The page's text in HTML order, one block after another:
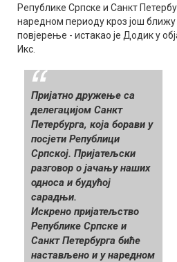
Републике Српске и Санкт
наредном периоду кроз још
повјерење - истакао је Додик у
Икс.
Пријатно дружење са
делегацијом Санкт
Петербурга, која борави у
посјети Републици
Српској. Пријатељски
разговор о јачању наших
односа и будућој
сарадњи.
Искрено пријатељство
Републике Српске и
Санкт Петербурга биће
настављено и у наредном